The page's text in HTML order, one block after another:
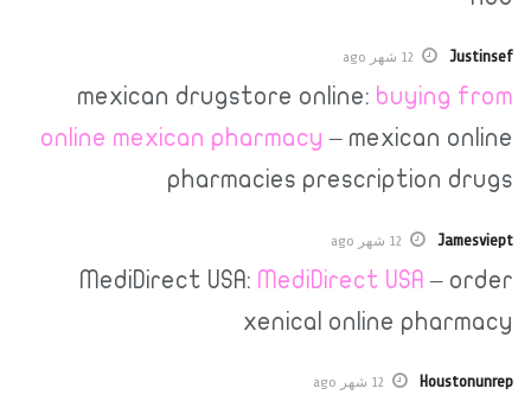
12 شهر ago
mexican drugstore online:
online mexican pharmacy–
pharmacies
12 شهر ago
MediDirect USA:MediDirect USA
xenical online
12 شهر ago